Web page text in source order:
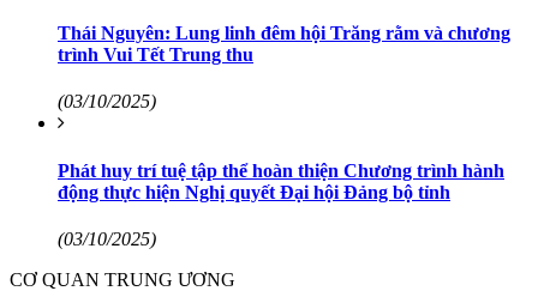
Thái Nguyên: Lung linh đêm hội Trăng rằm và chương
trình Vui Tết Trung thu
(03/10/2025)
Phát huy trí tuệ tập thể hoàn thiện Chương trình hành
động thực hiện Nghị quyết Đại hội Đảng bộ tỉnh
(03/10/2025)
CƠ QUAN TRUNG ƯƠNG